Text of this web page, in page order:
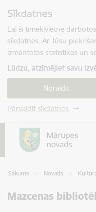
Sīkdatnes
Lai šī tīmekļvietne
sīkdatnes. Ar Jūsu
izmantotas statistikas un
Lūdzu, atzīmējiet savu
Noraidīt
Pārvaldīt sīkdatnes
Sākums Novads
Mazcenas